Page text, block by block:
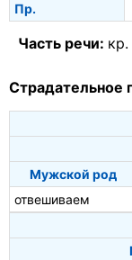
Пр.
Часть речи:
Страдательное
Мужской род
отвешиваем